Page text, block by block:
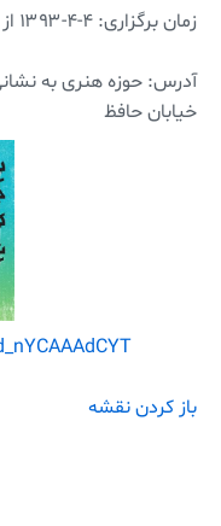
زمان برگزاری: ۱۳۹۳-۴-۴ از
آدرس: حوزه هنری به
خیابان حافظ
باز کردن نقشه